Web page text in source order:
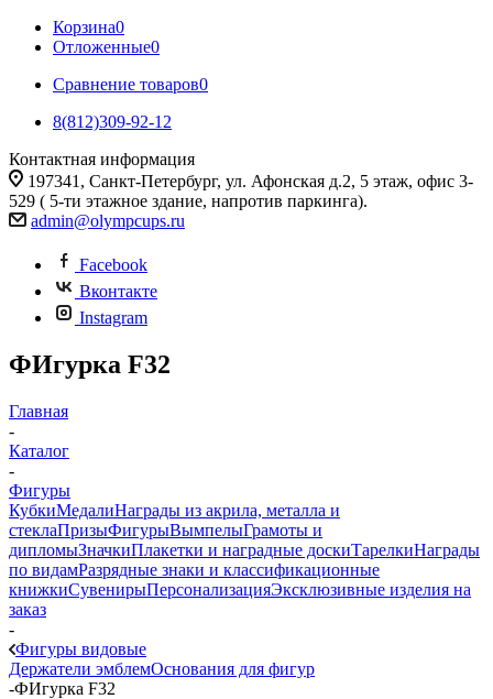
Корзина0
Отложенные0
Сравнение товаров0
8(812)309-92-12
Контактная информация
197341, Санкт-Петербург, ул. Афонская д.2, 5 этаж, офис 3-
529 ( 5-ти этажное здание, напротив паркинга).
admin@olympcups.ru
Facebook
Вконтакте
Instagram
ФИгурка F32
Главная
-
Каталог
-
Фигуры
КубкиМедалиНаграды из акрила, металла и
стеклаПризыФигурыВымпелыГрамоты и
дипломыЗначкиПлакетки и наградные доскиТарелкиНаграды
по видамРазрядные знаки и классификационные
книжкиСувенирыПерсонализацияЭксклюзивные изделия на
заказ
-
Фигуры видовые
Держатели эмблемОснования для фигур
-ФИгурка F32